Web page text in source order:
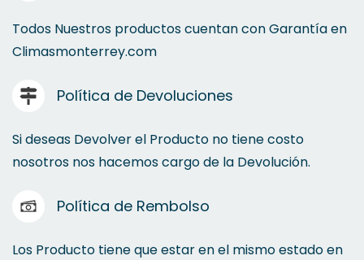
Todos Nuestros productos cuentan con Garantía en
Climasmonterrey.com
Política de Devoluciones
Si deseas Devolver el Producto no tiene costo
nosotros nos hacemos cargo de la Devolución.
Política de Rembolso
Los Producto tiene que estar en el mismo estado en